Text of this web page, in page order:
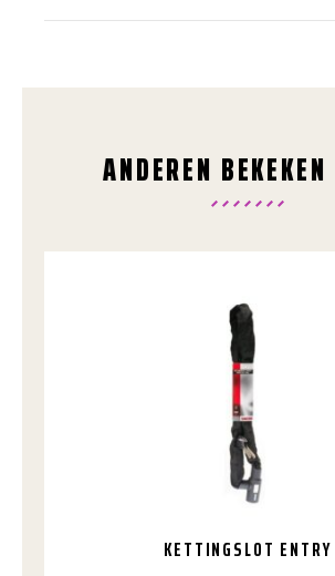
ANDEREN
KETTINGSLOT ENTRY